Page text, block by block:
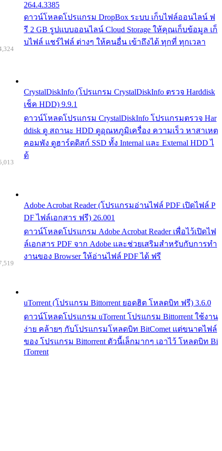
264.4.3385
ดาวน์โหลดโปรแกรม DropBox ระบบ เก็บไฟล์ออนไลน์ ฟ
รี 2 GB รูปแบบออนไลน์ Cloud Storage ให้คุณเก็บข้อมูล เก็
บไฟล์ แชร์ไฟล์ ต่างๆ ให้คนอื่น เข้าถึงได้ ทุกที่ ทุกเวลา
CrystalDiskInfo (โปรแกรม CrystalDiskInfo ตรวจ Harddisk
เช็ค HDD) 9.9.1
ดาวน์โหลดโปรแกรม CrystalDiskInfo โปรแกรมตรวจ Har
ddisk ดู สถานะ HDD ดูอุณหภูมิเครื่อง ความเร็ว หาสาเหต
คอมพัง ดูฮาร์ดดิสก์ SSD ทั้ง Internal และ External HDD ไ
ด้
Adobe Acrobat Reader (โปรแกรมอ่านไฟล์ PDF เปิดไฟล์ P
DF ไฟล์เอกสาร ฟรี) 26.001
ดาวน์โหลดโปรแกรม Adobe Acrobat Reader เพื่อไว้เปิดไฟ
ล์เอกสาร PDF จาก Adobe และช่วยเสริมสำหรับกับการทำ
งานของ Browser ให้อ่านไฟล์ PDF ได้ ฟรี
uTorrent (โปรแกรม Bittorrent ยอดฮิต โหลดบิท ฟรี) 3.6.0
ดาวน์โหลดโปรแกรม uTorrent โปรแกรม Bittorrent ใช้งาน
ง่าย คล้ายๆ กับโปรแกรมโหลดบิท BitComet แต่ขนาดไฟล์
ของ โปรแกรม Bittorrent ตัวนี้เล็กมากๆ เอาไว้ โหลดบิท Bi
tTorrent